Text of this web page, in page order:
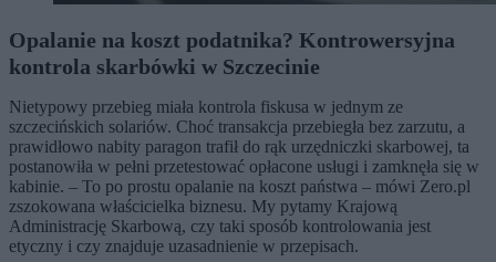
Opalanie na koszt podatnika? Kontrowersyjna
kontrola skarbówki w Szczecinie
Nietypowy przebieg miała kontrola fiskusa w jednym ze
szczecińskich solariów. Choć transakcja przebiegła bez zarzutu, a
prawidłowo nabity paragon trafił do rąk urzędniczki skarbowej, ta
postanowiła w pełni przetestować opłacone usługi i zamknęła się w
kabinie. – To po prostu opalanie na koszt państwa – mówi Zero.pl
zszokowana właścicielka biznesu. My pytamy Krajową
Administrację Skarbową, czy taki sposób kontrolowania jest
etyczny i czy znajduje uzasadnienie w przepisach.